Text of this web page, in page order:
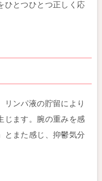
ひとつひとつ正しく応
リンパ液の貯留により
じます。腕の重みを感
とまた感じ、抑鬱気分